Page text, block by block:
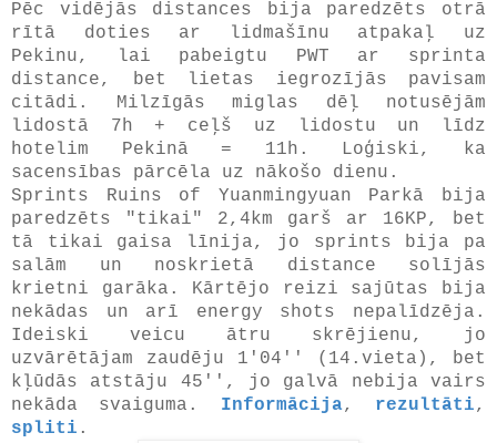
Pēc vidējās distances bija paredzēts otrā
rītā doties ar lidmašīnu atpakaļ uz
Pekinu, lai pabeigtu PWT ar sprinta
distance, bet lietas iegrozījās pavisam
citādi. Milzīgās miglas dēļ notusējām
lidostā 7h + ceļš uz lidostu un līdz
hotelim Pekinā = 11h. Loģiski, ka
sacensības pārcēla uz nākošo dienu.
Sprints Ruins of Yuanmingyuan Parkā bija
paredzēts "tikai" 2,4km garš ar 16KP, bet
tā tikai gaisa līnija, jo sprints bija pa
salām un noskrietā distance solījās
krietni garāka. Kārtējo reizi sajūtas bija
nekādas un arī energy shots nepalīdzēja.
Ideiski veicu ātru skrējienu, jo
uzvārētājam zaudēju 1'04'' (14.vieta), bet
kļūdās atstāju 45'', jo galvā nebija vairs
nekāda svaiguma. Informācija, rezultāti,
spliti .